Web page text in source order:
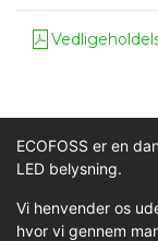
ECOFOSS er en
LED belysning.
Vi henvender os
hvor vi gennem